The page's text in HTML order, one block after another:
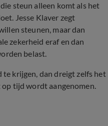
steun alleen komt als het
Jesse Klaver zegt
steunen, maar dan
zekerheid eraf en dan
belast.
krijgen, dan dreigt zelfs het
tijd wordt aangenomen.